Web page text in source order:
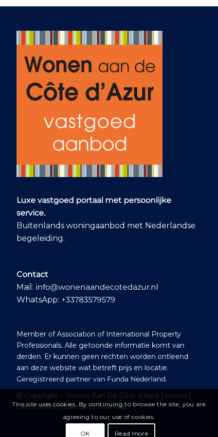
Luxe vastgoed portaal met persoonlijke
service.
Buitenlands woningaanbod met Nederlandse
begeleiding.
Contact
Mail: info@wonenaandecotedazur.nl
WhatsApp: +33783579579
Member of Association of International Property
Professionals. Alle getoonde informatie komt van
derden. Er kunnen geen rechten worden ontleend
aan deze website wat betreft prijs en locatie.
Geregistreerd partner van Funda Nederland.
© Copyright – Wonen Aan De Côte d’Azur |
Home|
Gebruiksvoorwaarden|Sitemap
This site uses cookies. By continuing to browse the site, you are
agreeing to our use of cookies.
OK Read more